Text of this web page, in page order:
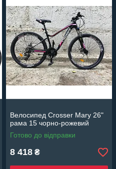
Велосипед Crosser Mary 26"
рама 15 чорно-рожевий
Готово до відправки
8 418 ₴